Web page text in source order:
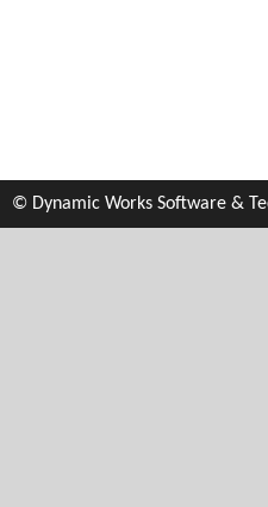
© Dynamic Works Software &